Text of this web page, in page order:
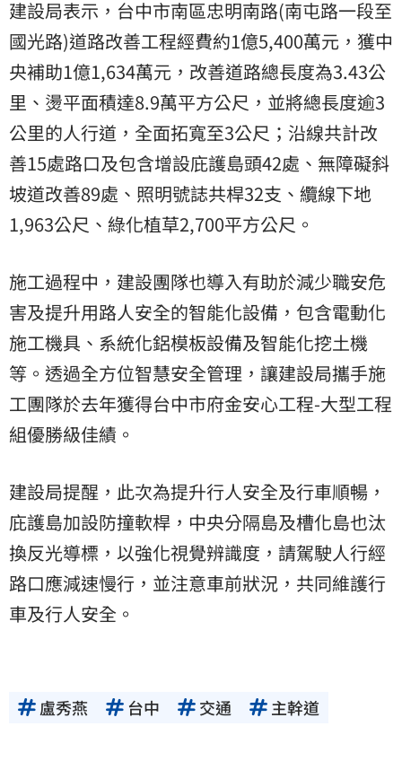
建設局表示，台中市南區忠明南路(南屯路一段至
國光路)道路改善工程經費約1億5,400萬元，獲中
央補助1億1,634萬元，改善道路總長度為3.43公
里、燙平面積達8.9萬平方公尺，並將總長度逾3
公里的人行道，全面拓寬至3公尺；沿線共計改
善15處路口及包含增設庇護島頭42處、無障礙斜
坡道改善89處、照明號誌共桿32支、纜線下地
1,963公尺、綠化植草2,700平方公尺。
施工過程中，建設團隊也導入有助於減少職安危
害及提升用路人安全的智能化設備，包含電動化
施工機具、系統化鋁模板設備及智能化挖土機
等。透過全方位智慧安全管理，讓建設局攜手施
工團隊於去年獲得台中市府金安心工程-大型工程
組優勝級佳績。
建設局提醒，此次為提升行人安全及行車順暢，
庇護島加設防撞軟桿，中央分隔島及槽化島也汰
換反光導標，以強化視覺辨識度，請駕駛人行經
路口應減速慢行，並注意車前狀況，共同維護行
車及行人安全。
盧秀燕 台中 交通 主幹道